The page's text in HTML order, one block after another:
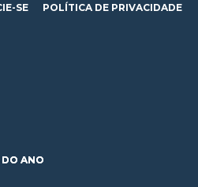
SE POLÍTICA DE PRIVACIDADE
DO ANO